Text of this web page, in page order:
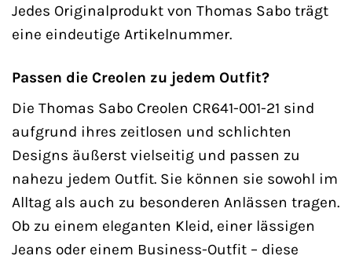
Jedes Originalprodukt von Thomas Sabo trägt
eine eindeutige Artikelnummer.
Passen die Creolen zu jedem Outfit?
Die Thomas Sabo Creolen CR641-001-21 sind
aufgrund ihres zeitlosen und schlichten
Designs äußerst vielseitig und passen zu
nahezu jedem Outfit. Sie können sie sowohl im
Alltag als auch zu besonderen Anlässen tragen.
Ob zu einem eleganten Kleid, einer lässigen
Jeans oder einem Business-Outfit – diese